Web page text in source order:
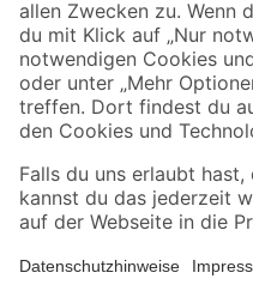
Jetzt die toom-App
Alle Preisangaben in EUR inkl. gesetzl.
Umständen nicht in allen Märkten
Produkte nur solange der Vorrat reicht.
*Paketversand ab 59 € versandkostenfrei,